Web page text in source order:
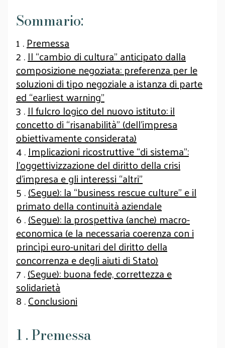
Sommario:
1 .Premessa
2 .Il “cambio di cultura” anticipato dalla
composizione negoziata: preferenza per le
soluzioni di tipo negoziale a istanza di parte
ed “earliest warning”
3 .Il fulcro logico del nuovo istituto: il
concetto di “risanabilità” (dell’impresa
obiettivamente considerata)
4 .Implicazioni ricostruttive “di sistema”:
l’oggettivizzazione del diritto della crisi
d’impresa e gli interessi “altri”
5 .(Segue): la “business rescue culture” e il
primato della continuità aziendale
6 .(Segue): la prospettiva (anche) macro-
economica (e la necessaria coerenza con i
princìpi euro-unitari del diritto della
concorrenza e degli aiuti di Stato)
7 .(Segue): buona fede, correttezza e
solidarietà
8 .Conclusioni
1 . Premessa